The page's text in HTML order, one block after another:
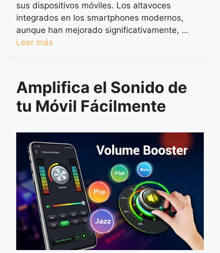
sus dispositivos móviles. Los altavoces
integrados en los smartphones modernos,
aunque han mejorado significativamente, …
Leer más
Amplifica el Sonido de
tu Móvil Fácilmente